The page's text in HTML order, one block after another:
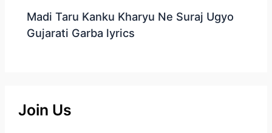
Madi Taru Kanku Kharyu Ne Suraj Ugyo
Gujarati Garba lyrics
Join Us